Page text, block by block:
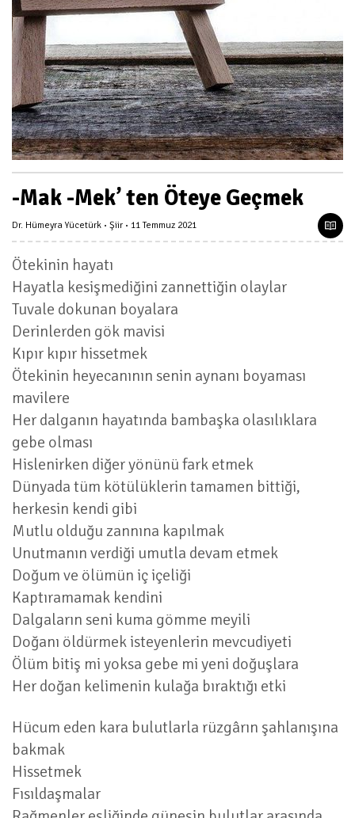
-Mak -Mek’ ten Öteye Geçmek
Dr. Hümeyra Yücetürk Şiir 11 Temmuz 2021
Ötekinin hayatı
Hayatla kesişmediğini zannettiğin olaylar
Tuvale dokunan boyalara
Derinlerden gök mavisi
Kıpır kıpır hissetmek
Ötekinin heyecanının senin aynanı boyaması
mavilere
Her dalganın hayatında bambaşka olasılıklara
gebe olması
Hislenirken diğer yönünü fark etmek
Dünyada tüm kötülüklerin tamamen bittiği,
herkesin kendi gibi
Mutlu olduğu zannına kapılmak
Unutmanın verdiği umutla devam etmek
Doğum ve ölümün iç içeliği
Kaptıramamak kendini
Dalgaların seni kuma gömme meyili
Doğanı öldürmek isteyenlerin mevcudiyeti
Ölüm bitiş mi yoksa gebe mi yeni doğuşlara
Her doğan kelimenin kulağa bıraktığı etki
Hücum eden kara bulutlarla rüzgârın şahlanışına
bakmak
Hissetmek
Fısıldaşmalar